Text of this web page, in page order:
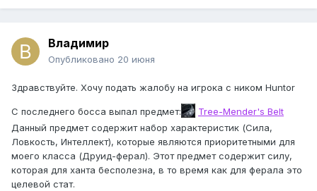
Владимир
Опубликовано 20 июня
Здравствуйте. Хочу подать жалобу на игрока с ником Huntor
С последнего босса выпал предмет:
Tree-Mender's Belt
Данный предмет содержит набор характеристик (Сила,
Ловкость, Интеллект), которые являются приоритетными для
моего класса (Друид-ферал). Этот предмет содержит силу,
которая для ханта бесполезна, в то время как для ферала это
целевой стат.